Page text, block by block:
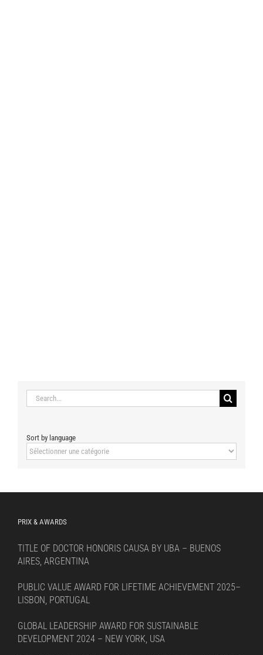
Search
for:
Sort by language
Sort
by
PRIX & AWARDS
TITLE OF DOCTOR HONORIS CAUSA BY UBA – BUENOS
AIRES, ARGENTINA
PUBLIC VALUE AWARD FOR LIFETIME ACHIEVEMENT 2025–
LISBON, PORTUGAL
GLOBAL LEADERSHIP AWARD FOR SUSTAINABLE
DEVELOPMENT 2024 – NEW YORK, USA